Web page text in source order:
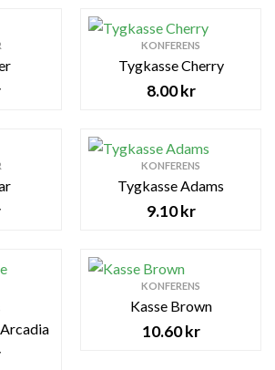
KONFERENS
Tygkasse Cherry
8.00kr
KONFERENS
Tygkasse Adams
9.10kr
KONFERENS
Kasse Brown
10.60kr